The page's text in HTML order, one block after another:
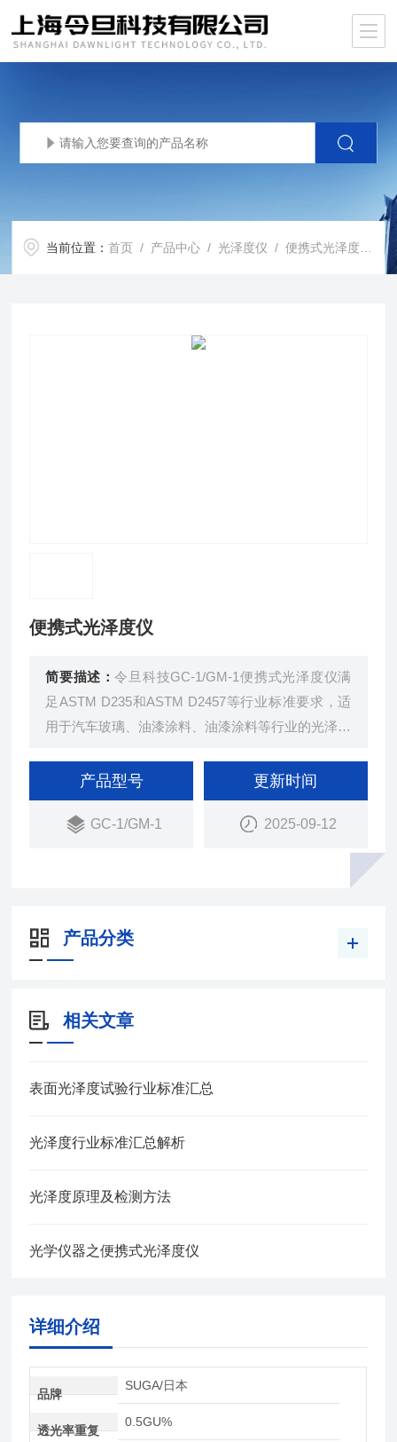
当前位置：首页 / 产品中心 /光泽度仪 /便携式光泽度计 /
便携式光泽度仪
简要描述：令旦科技GC-1/GM-1便携式光泽度仪满
足ASTM D235和ASTM D2457等行业标准要求，适
用于汽车玻璃、油漆涂料、油漆涂料等行业的光泽度
产品型号
GC-1/GM-1
更新时间
2025-09-12
产品分类
相关文章
表面光泽度试验行业标准汇总
光泽度行业标准汇总解析
光泽度原理及检测方法
光学仪器之便携式光泽度仪
详细介绍
品牌
SUGA/日本
透光率重复
0.5GU%